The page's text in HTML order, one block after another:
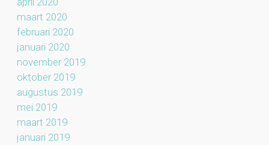
maart 2020
februari 2020
januari 2020
november 2019
oktober 2019
augustus 2019
mei 2019
maart 2019
januari 2019